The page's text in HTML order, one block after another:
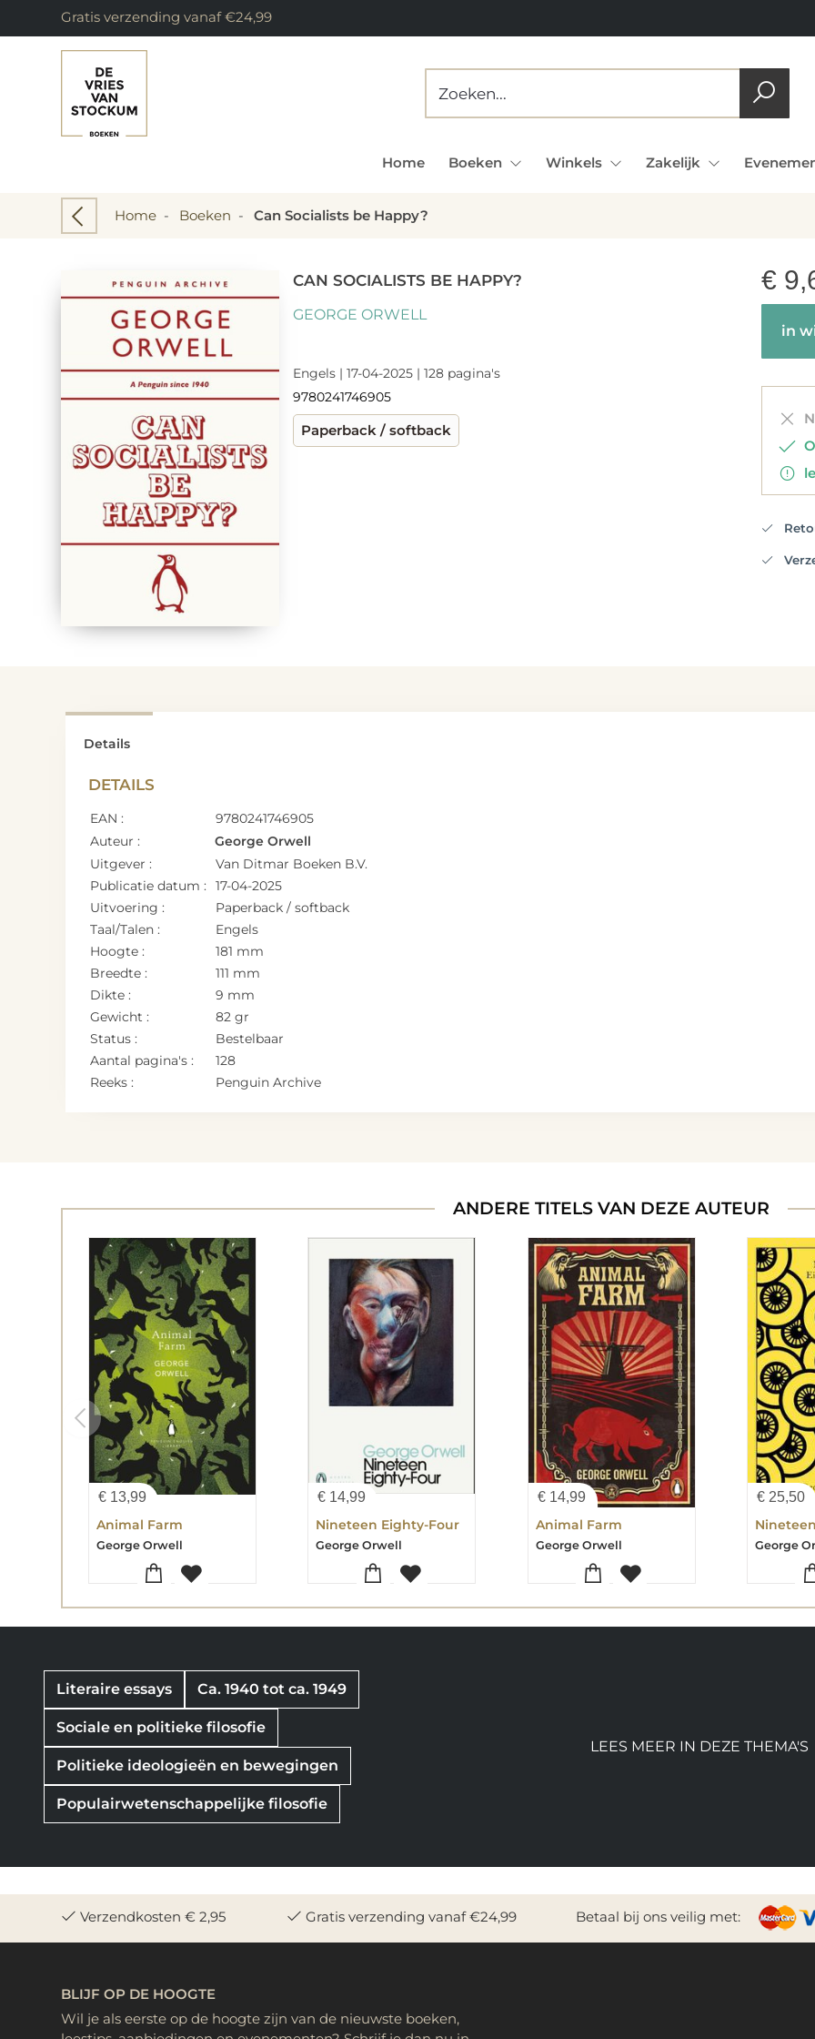
Gratis verzending vanaf €24,99
Home Boeken Winkels Zakelijk
Home - Boeken - Can Socialists be Happy?
CAN SOCIALISTS BE HAPPY?
GEORGE ORWELL
Engels | 17-04-2025 | 128 pagina's
9780241746905
Paperback / softback
€
in
Details
DETAILS
EAN :
9780241746905
Auteur :
George Orwell
Uitgever :
Van Ditmar Boeken B.V.
Publicatie datum :
17-04-2025
Uitvoering :
Paperback / softback
Taal/Talen :
Engels
Hoogte :
181 mm
Breedte :
111 mm
Dikte :
9 mm
Gewicht :
82 gr
Status :
Bestelbaar
Aantal pagina's :
128
Reeks :
Penguin Archive
ANDERE TITELS VAN DEZE AUTEUR
€ 13,99
Animal Farm
George Orwell
€ 14,99
Nineteen Eighty-Four
George Orwell
€14,99
Animal Farm
George Orwell
€25,50
George
Literaire essays Ca. 1940 tot ca. 1949
Sociale en politieke filosofie
Politieke ideologieën en bewegingen
Populairwetenschappelijke filosofie
LEES MEER IN DEZE THEMA'S
Verzendkosten € 2,95 Gratis verzending vanaf €24,99 Betaal bij ons veilig met:
BLIJF OP DE HOOGTE
Wil je als eerste op de hoogte zijn van de nieuwste boeken,